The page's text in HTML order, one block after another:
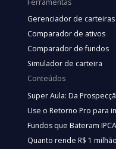
Gerenciador de carteiras
Comparador de ativos
Comparador de fundos
Simulador de carteira
Conteúdos
Super Aula: Da
Use o Retorno Pro para
Fundos que Bateram
Quanto rende R$ 1